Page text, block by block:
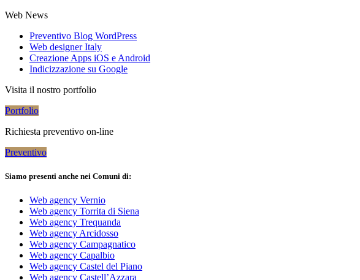
Web News
Preventivo Blog WordPress
Web designer Italy
Creazione Apps iOS e Android
Indicizzazione su Google
Visita il nostro portfolio
Portfolio
Richiesta preventivo on-line
Preventivo
Siamo presenti anche nei Comuni di:
Web agency Vernio
Web agency Torrita di Siena
Web agency Trequanda
Web agency Arcidosso
Web agency Campagnatico
Web agency Capalbio
Web agency Castel del Piano
Web agency Castell’Azzara